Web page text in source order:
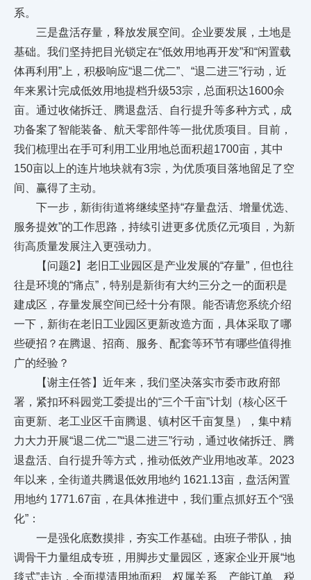
系。
三是盘活存量，释放发展空间。企业要发展，土地是
基础。我们坚持把目光锁定在“低效用地再开发”和“闲置载
体再利用”上，积极响应“退二优二”、“退二进三”行动，近
年来累计完成低效用地提档升级53宗，总面积达1600余
亩。通过收储拆迁、腾退盘活、自行提升等多种方式，成
功备案了智能装备、航天零部件等一批优质项目。目前，
我们梳理出在手可利用工业用地总面积超1700亩，其中
150亩以上的连片地块就有3宗，为优质项目落地留足了空
间、赢得了主动。
下一步，新街街道将继续坚持“存量盘活、增量优选、
服务提效”的工作思路，持续引进更多优质亿元项目，为新
街高质量发展注入更强动力。
【问题2】老旧工业园区是产业发展的“存量”，但也往
往是环境的“痛点”，特别是新街有大约三分之一的面积是
建成区，存量发展空间已经十分有限。能否请您系统介绍
一下，新街在老旧工业园区更新改造方面，具体采取了哪
些硬招？在腾退、招商、服务、配套等环节有哪些值得推
广的经验？
【谢主任答】近年来，我们坚决落实市委市政府部
署，紧扣环科园党工委提出的“三个千亩”计划（核心区千
亩更新、老工业区千亩腾退、镇村区千亩复垦），集中精
力大力开展“退二优二”“退二进三”行动，通过收储拆迁、腾
退盘活、自行提升等方式，推动低效产业用地改革。2023
年以来，全街道共腾退低效用地约 1621.13亩，盘活闲置
用地约 1771.67亩，在具体推进中，我们重点抓好五个“强
化”：
一是强化底数摸排，夯实工作基础。由班子带队，抽
调骨干力量组成专班，用脚步丈量园区，逐家企业开展“地
毯式”走访，全面摸清用地面积、权属关系、产能订单、税